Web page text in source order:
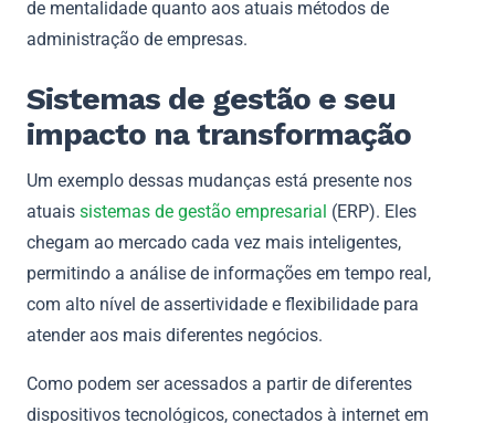
de mentalidade quanto aos atuais métodos de
administração de empresas.
Sistemas de gestão e seu
impacto na transformação
Um exemplo dessas mudanças está presente nos
atuais sistemas de gestão empresarial (ERP). Eles
chegam ao mercado cada vez mais inteligentes,
permitindo a análise de informações em tempo real,
com alto nível de assertividade e flexibilidade para
atender aos mais diferentes negócios.
Como podem ser acessados a partir de diferentes
dispositivos tecnológicos, conectados à internet em